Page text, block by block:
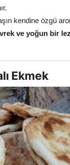
kendine özgü
ve yoğun bir
Ekmek